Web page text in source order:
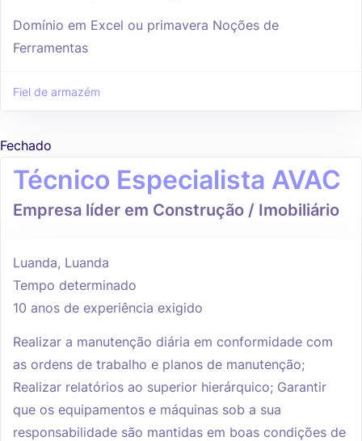
Domínio em Excel ou primavera Noções de
Ferramentas
Fiel de armazém
Fechado
Técnico Especialista AVAC
Empresa líder em Construção / Imobiliário
Luanda, Luanda
Tempo determinado
10 anos de experiência exigido
Realizar a manutenção diária em conformidade com
as ordens de trabalho e planos de manutenção;
Realizar relatórios ao superior hierárquico; Garantir
que os equipamentos e máquinas sob a sua
responsabilidade são mantidas em boas condições de